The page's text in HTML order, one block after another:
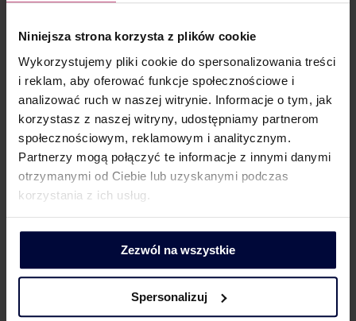
Niniejsza strona korzysta z plików cookie
Wykorzystujemy pliki cookie do spersonalizowania treści
i reklam, aby oferować funkcje społecznościowe i
analizować ruch w naszej witrynie. Informacje o tym, jak
korzystasz z naszej witryny, udostępniamy partnerom
społecznościowym, reklamowym i analitycznym.
Partnerzy mogą połączyć te informacje z innymi danymi
otrzymanymi od Ciebie lub uzyskanymi podczas
korzystania z ich usług.
Zezwól na wszystkie
Spersonalizuj
elementem umorzenia udziałów jest zaangażowanie
odniesienie warunków transakcji do warunków rynkowych
(ustalonych pomiędzy podmiotami niepowiązanymi).
Nie sposób również zgodzić się z konkluzją organu
zawartą w analizowanej interpretacji, że umorzenie
udziałów powinno być przedmiotem dokumentacji
podatkowej, o ile przekroczony zostanie próg
dokumentacyjny . W przypadku transakcji umorzenia
ustalona cena, nie ma możliwości odniesienia wartość
transakcji do progu dokumentacyjnego. Niniejsza